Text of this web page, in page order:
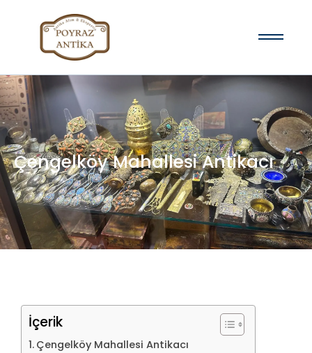
Çengelköy Mahallesi Antikacı
İçerik
Çengelköy Mahallesi Antikacı